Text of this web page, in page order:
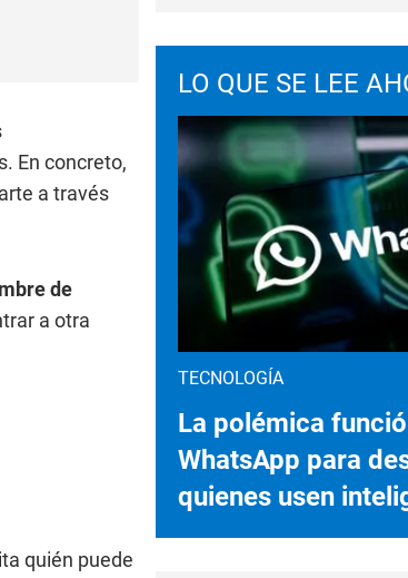
En concreto,
a través
de
a otra
quién puede
LO QUE SE LEE
TECNOLOGÍA
La polémica
WhatsApp para
quienes usen